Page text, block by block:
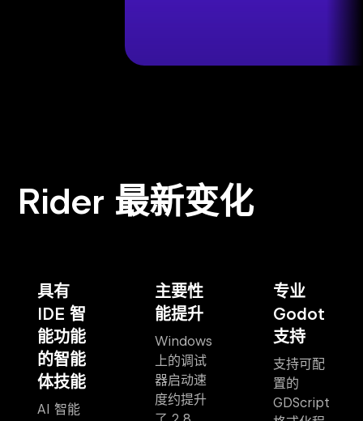
Rider 最新变化
具有
IDE 智
能功能
的智能
体技能
AI 智能
主要性
能提升
Windows
上的调试
器启动速
度约提升
专业
Godot
支持
支持可配
置的
GDScript